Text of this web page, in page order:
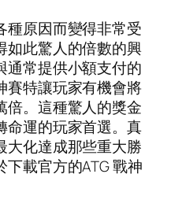
種原因而變得非常受
如此驚人的倍數的興
通常提供小額支付的
賽特讓玩家有機會將
倍。這種驚人的獎金
命運的玩家首選。真
大化達成那些重大勝
載官方的ATG 戰神